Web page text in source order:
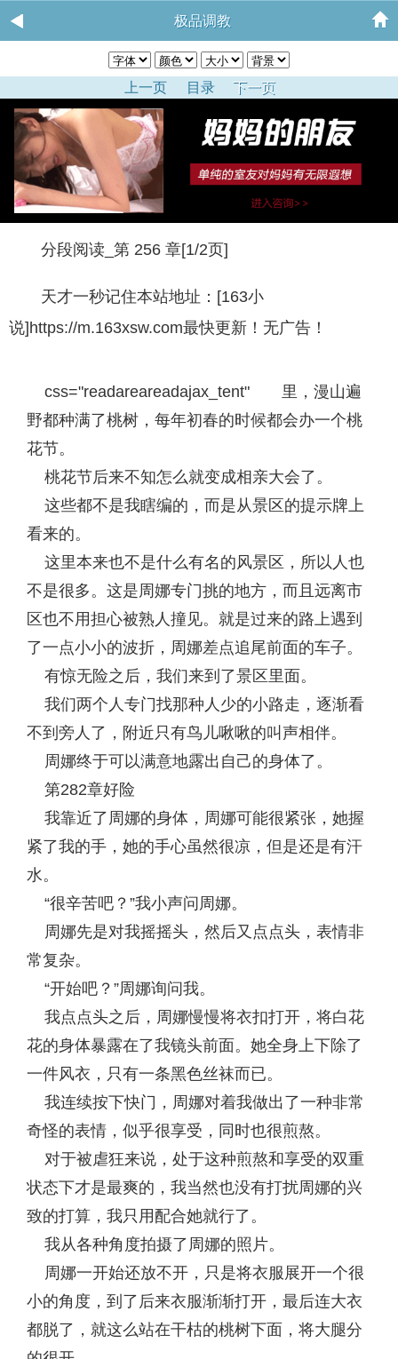
极品调教
上一页 目录 下一页
分段阅读_第 256 章[1/2页]
天才一秒记住本站地址：[163小
说]https://m.163xsw.com最快更新！无广告！
css="readareareadajax_tent" 里，漫山遍
野都种满了桃树，每年初春的时候都会办一个桃
花节。
桃花节后来不知怎么就变成相亲大会了。
这些都不是我瞎编的，而是从景区的提示牌上
看来的。
这里本来也不是什么有名的风景区，所以人也
不是很多。这是周娜专门挑的地方，而且远离市
区也不用担心被熟人撞见。就是过来的路上遇到
了一点小小的波折，周娜差点追尾前面的车子。
有惊无险之后，我们来到了景区里面。
我们两个人专门找那种人少的小路走，逐渐看
不到旁人了，附近只有鸟儿啾啾的叫声相伴。
周娜终于可以满意地露出自己的身体了。
第282章好险
我靠近了周娜的身体，周娜可能很紧张，她握
紧了我的手，她的手心虽然很凉，但是还是有汗
水。
“很辛苦吧？”我小声问周娜。
周娜先是对我摇摇头，然后又点点头，表情非
常复杂。
“开始吧？”周娜询问我。
我点点头之后，周娜慢慢将衣扣打开，将白花
花的身体暴露在了我镜头前面。她全身上下除了
一件风衣，只有一条黑色丝袜而已。
我连续按下快门，周娜对着我做出了一种非常
奇怪的表情，似乎很享受，同时也很煎熬。
对于被虐狂来说，处于这种煎熬和享受的双重
状态下才是最爽的，我当然也没有打扰周娜的兴
致的打算，我只用配合她就行了。
我从各种角度拍摄了周娜的照片。
周娜一开始还放不开，只是将衣服展开一个很
小的角度，到了后来衣服渐渐打开，最后连大衣
都脱了，就这么站在干枯的桃树下面，将大腿分